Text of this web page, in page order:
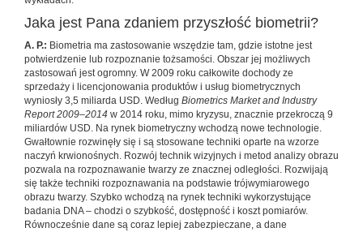
Jaka jest Pana zdaniem przyszłość biometrii?
A. P.: Biometria ma zastosowanie wszędzie tam, gdzie istotne jest
potwierdzenie lub rozpoznanie tożsamości. Obszar jej możliwych
zastosowań jest ogromny. W 2009 roku całkowite dochody ze
sprzedaży i licencjonowania produktów i usług biometrycznych
wyniosły 3,5 miliarda USD. Według Biometrics Market and Industry
Report 2009–2014 w 2014 roku, mimo kryzysu, znacznie przekroczą 9
miliardów USD. Na rynek biometryczny wchodzą nowe technologie.
Gwałtownie rozwinęły się i są stosowane techniki oparte na wzorze
naczyń krwionośnych. Rozwój technik wizyjnych i metod analizy obrazu
pozwala na rozpoznawanie twarzy ze znacznej odległości. Rozwijają
się także techniki rozpoznawania na podstawie trójwymiarowego
obrazu twarzy. Szybko wchodzą na rynek techniki wykorzystujące
badania DNA – chodzi o szybkość, dostępność i koszt pomiarów.
Równocześnie dane są coraz lepiej zabezpieczane, a dane